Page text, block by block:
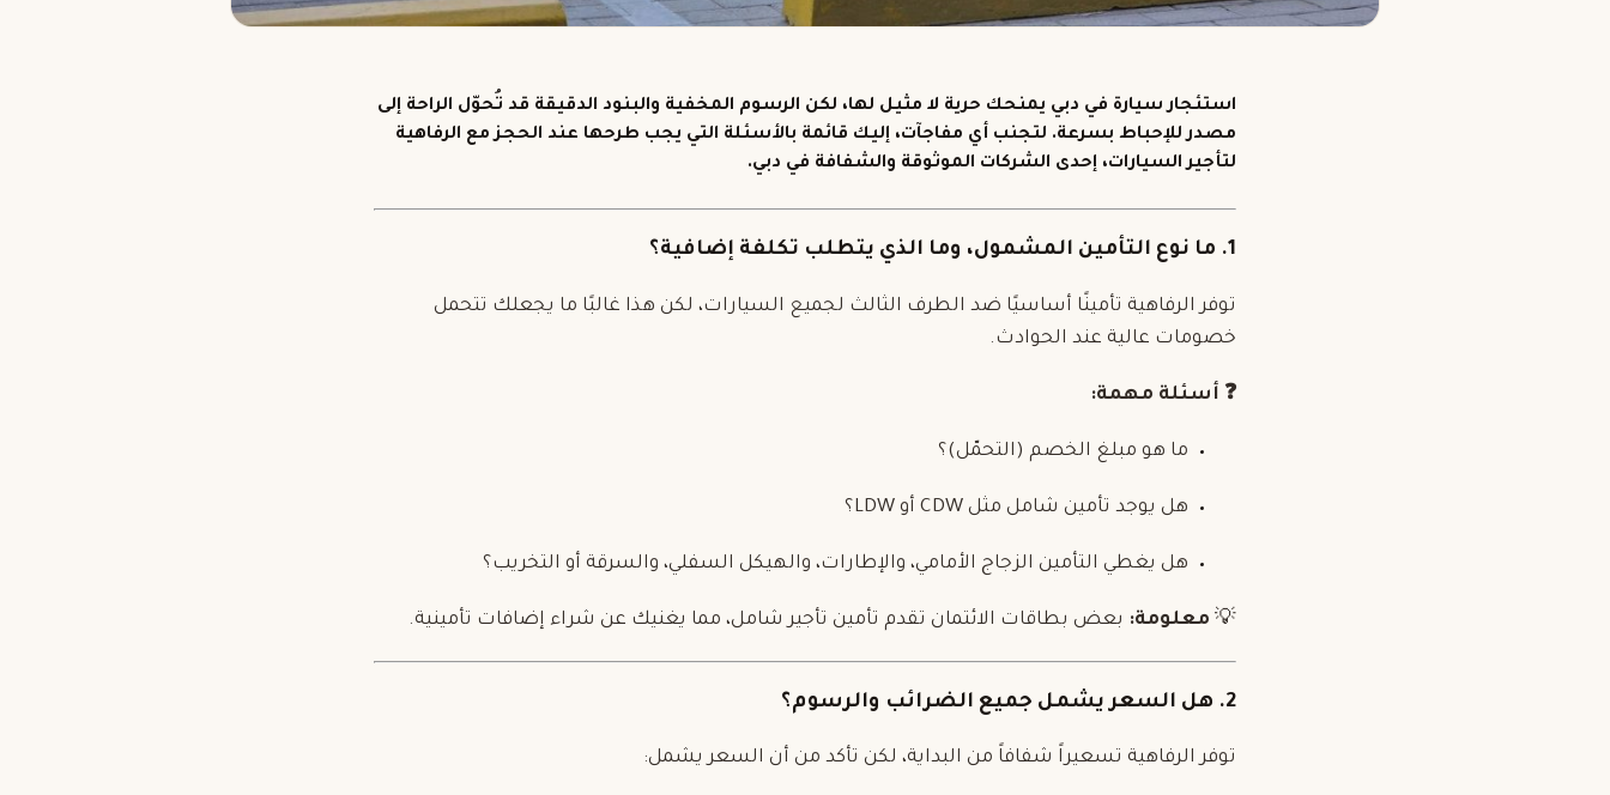
استئجار سيارة في دبي يمنحك حرية لا مثيل لها، لكن الرسوم المخفية والبنود الدقيقة قد تُحوّل الراحة إلى
مصدر للإحباط بسرعة. لتجنب أي مفاجآت، إليك قائمة بالأسئلة التي يجب طرحها عند الحجز مع الرفاهية
لتأجير السيارات، إحدى الشركات الموثوقة والشفافة في دبي.
1. ما نوع التأمين المشمول، وما الذي يتطلب تكلفة إضافية؟
توفر الرفاهية تأمينًا أساسيًا ضد الطرف الثالث لجميع السيارات، لكن هذا غالبًا ما يجعلك تتحمل
خصومات عالية عند الحوادث.
❓ أسئلة مهمة:
ما هو مبلغ الخصم (التحمّل)؟
هل يوجد تأمين شامل مثل CDW أو LDW؟
هل يغطي التأمين الزجاج الأمامي، والإطارات، والهيكل السفلي، والسرقة أو التخريب؟
💡 معلومة: بعض بطاقات الائتمان تقدم تأمين تأجير شامل، مما يغنيك عن شراء إضافات تأمينية.
2. هل السعر يشمل جميع الضرائب والرسوم؟
توفر الرفاهية تسعيراً شفافاً من البداية، لكن تأكد من أن السعر يشمل: